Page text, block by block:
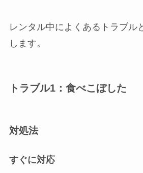
レンタル中によくあるトラブル
します。
トラブル1：食べこぼした
対処法
すぐに対応